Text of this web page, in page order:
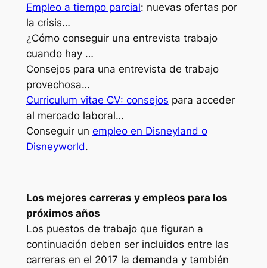
Empleo a tiempo parcial: nuevas ofertas por
la crisis…
¿Cómo conseguir una entrevista trabajo
cuando hay …
Consejos para una entrevista de trabajo
provechosa…
Curriculum vitae CV: consejos para acceder
al mercado laboral…
Conseguir un empleo en Disneyland o
Disneyworld.
Los mejores carreras y empleos para los
próximos años
Los puestos de trabajo que figuran a
continuación deben ser incluidos entre las
carreras en el 2017 la demanda y también